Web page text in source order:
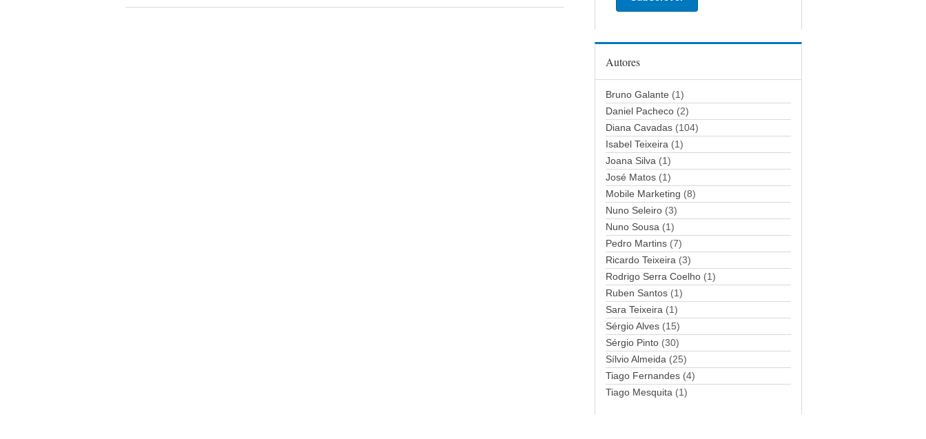
o
d
e
e
m
a
i
l
Autores
Bruno Galante (1)
Daniel Pacheco (2)
Diana Cavadas (104)
Isabel Teixeira (1)
Joana Silva (1)
José Matos (1)
Mobile Marketing (8)
Nuno Seleiro (3)
Nuno Sousa (1)
Pedro Martins (7)
Ricardo Teixeira (3)
Rodrigo Serra Coelho (1)
Ruben Santos (1)
Sara Teixeira (1)
Sérgio Alves (15)
Sérgio Pinto (30)
Sílvio Almeida (25)
Tiago Fernandes (4)
Tiago Mesquita (1)